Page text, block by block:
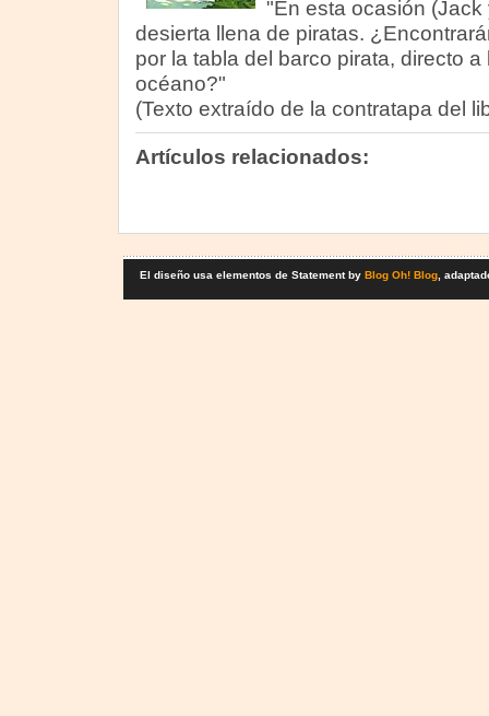
"En esta ocasión
desierta llena de piratas.
por la tabla del barco pirata, directo
océano?"
(Texto extraído de la contratapa del
Artículos relacionados:
El diseño usa elementos de Statement by Blog Oh! Blog,